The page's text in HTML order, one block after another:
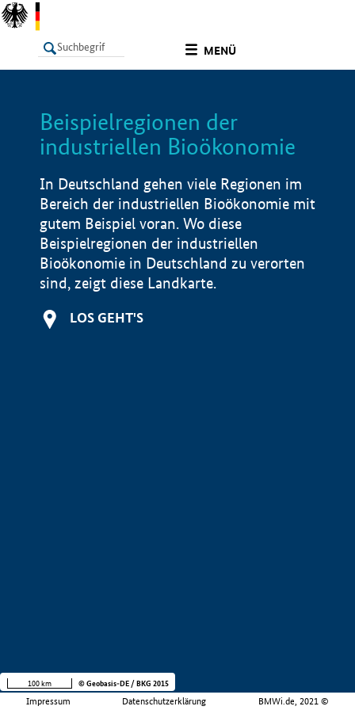
MENÜ
LISTE
Beispielregionen der
industriellen Bioökonomie
In Deutschland gehen viele Regionen im
Bereich der industriellen Bioökonomie mit
gutem Beispiel voran. Wo diese
Beispielregionen der industriellen
Bioökonomie in Deutschland zu verorten
sind, zeigt diese Landkarte.
LOS GEHT'S
Impressum Datenschutzerklärung BMWi.de, 2021 ©
100 km © Geobasis-DE / BKG 2015